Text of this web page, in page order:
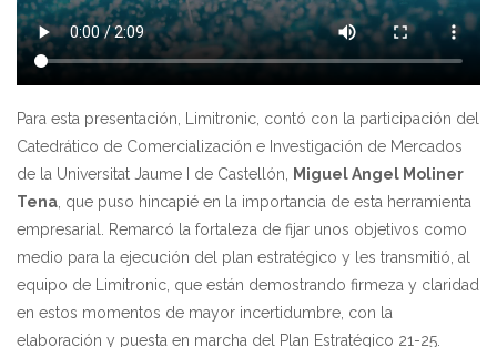
Para esta presentación, Limitronic, contó con la participación del
Catedrático de Comercialización e Investigación de Mercados
de la Universitat Jaume I de Castellón, Miguel Angel Moliner
Tena, que puso hincapié en la importancia de esta herramienta
empresarial. Remarcó la fortaleza de fijar unos objetivos como
medio para la ejecución del plan estratégico y les transmitió, al
equipo de Limitronic, que están demostrando firmeza y claridad
en estos momentos de mayor incertidumbre, con la
elaboración y puesta en marcha del Plan Estratégico 21-25.